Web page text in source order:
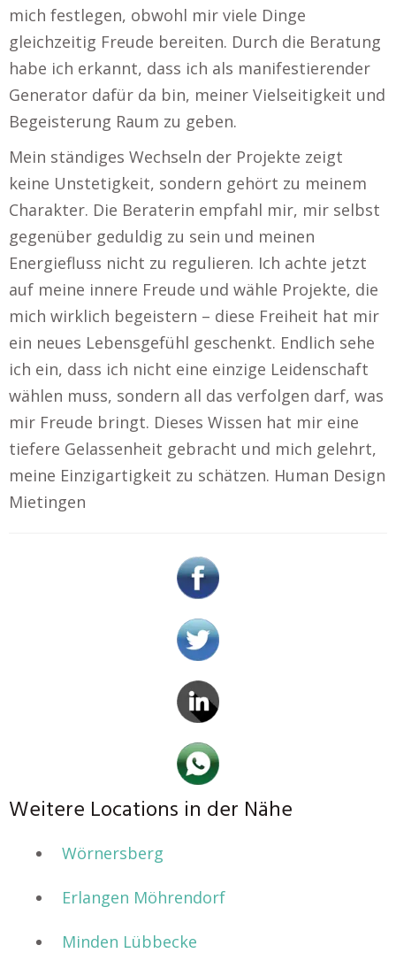
mich festlegen, obwohl mir viele Dinge
gleichzeitig Freude bereiten. Durch die Beratung
habe ich erkannt, dass ich als manifestierender
Generator dafür da bin, meiner Vielseitigkeit und
Begeisterung Raum zu geben.
Mein ständiges Wechseln der Projekte zeigt
keine Unstetigkeit, sondern gehört zu meinem
Charakter. Die Beraterin empfahl mir, mir selbst
gegenüber geduldig zu sein und meinen
Energiefluss nicht zu regulieren. Ich achte jetzt
auf meine innere Freude und wähle Projekte, die
mich wirklich begeistern – diese Freiheit hat mir
ein neues Lebensgefühl geschenkt. Endlich sehe
ich ein, dass ich nicht eine einzige Leidenschaft
wählen muss, sondern all das verfolgen darf, was
mir Freude bringt. Dieses Wissen hat mir eine
tiefere Gelassenheit gebracht und mich gelehrt,
meine Einzigartigkeit zu schätzen. Human Design
Mietingen
Weitere Locations in der Nähe
Wörnersberg
Erlangen Möhrendorf
Minden Lübbecke